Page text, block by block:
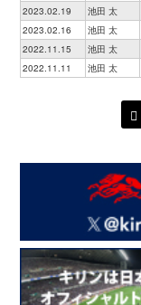
2023.02.19
池田 太
2023.02.16
池田 太
2022.11.15
池田 太
2022.11.11
池田 太